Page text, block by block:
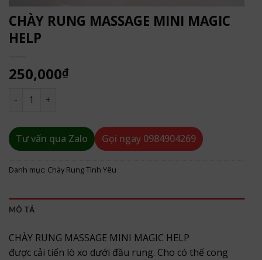
CHÀY RUNG MASSAGE MINI MAGIC
HELP
250,000₫
CHÀY RUNG MASSAGE MINI MAGIC HELP số lượng
Tư vấn qua Zalo Gọi ngay 0984904269
Danh mục: Chày Rung Tình Yêu
MÔ TẢ
CHÀY RUNG MASSAGE MINI MAGIC HELP
được cải tiến lò xo dưới đầu rung. Cho có thể cong